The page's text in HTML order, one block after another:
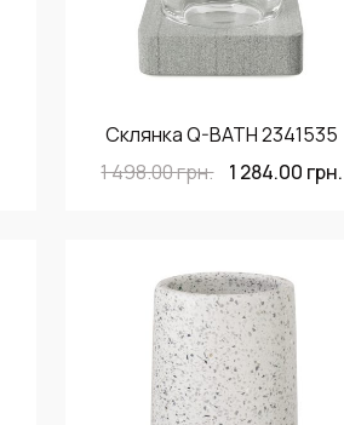
Склянка Q-BATH 2341535
1 498.00грн. 1 284.00 грн.